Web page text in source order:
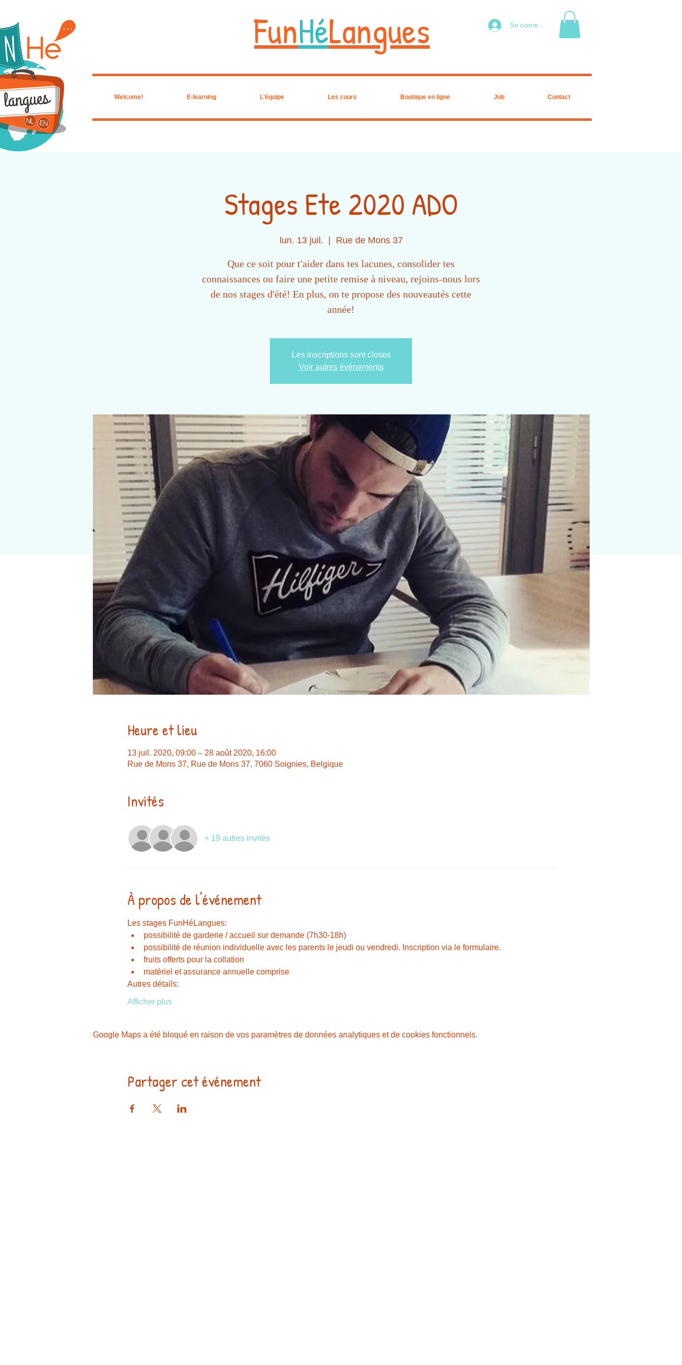
FunHéLangues Se connecter
Welcome! E-learning L'équipe Les cours Boutique en ligne Job Contact
Stages Ete 2020 ADO
lun. 13 juil. Rue de Mons 37
Que ce soit pour t'aider dans tes lacunes, consolider tes
connaissances ou faire une petite remise à niveau, rejoins-nous lors
de nos stages d'été! En plus, on te propose des nouveautés cette
année!
Les inscriptions sont closes
Voir autres événements
Heure et lieu
13 juil. 2020, 09:00 – 28 août 2020, 16:00
Rue de Mons 37, Rue de Mons 37, 7060 Soignies, Belgique
Invités
+ 19 autres invités
À propos de l'événement
Les stages FunHéLangues:
possibilité de garderie / accueil sur demande (7h30-18h)
possibilité de réunion individuelle avec les parents le jeudi ou vendredi. Inscription via le formulaire.
fruits offerts pour la collation
matériel et assurance annuelle comprise
Autres détails:
Afficher plus
Google Maps a été bloqué en raison de vos paramètres de données analytiques et de cookies fonctionnels.
Partager cet événement